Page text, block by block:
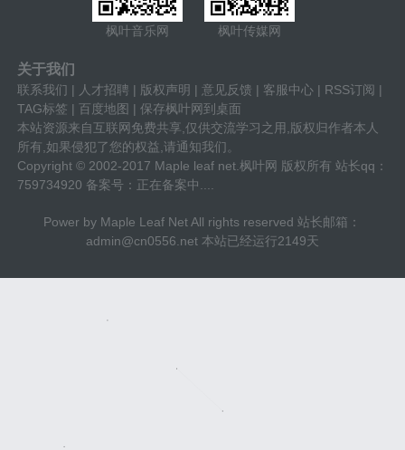
枫叶音乐网 枫叶传媒网
关于我们
联系我们 | 人才招聘 | 版权声明 | 意见反馈 | 客服中心 | RSS订阅 |
TAG标签 | 百度地图 | 保存枫叶网到桌面
本站资源来自互联网免费共享,仅供交流学习之用,版权归作者本人
所有,如果侵犯了您的权益,请通知我们。
Copyright © 2002-2017 Maple leaf net.枫叶网 版权所有 站长qq：
759734920 备案号： 正在备案中....
Power by Maple Leaf Net All rights reserved 站长邮箱：
admin@cn0556.net 本站已经运行2149天